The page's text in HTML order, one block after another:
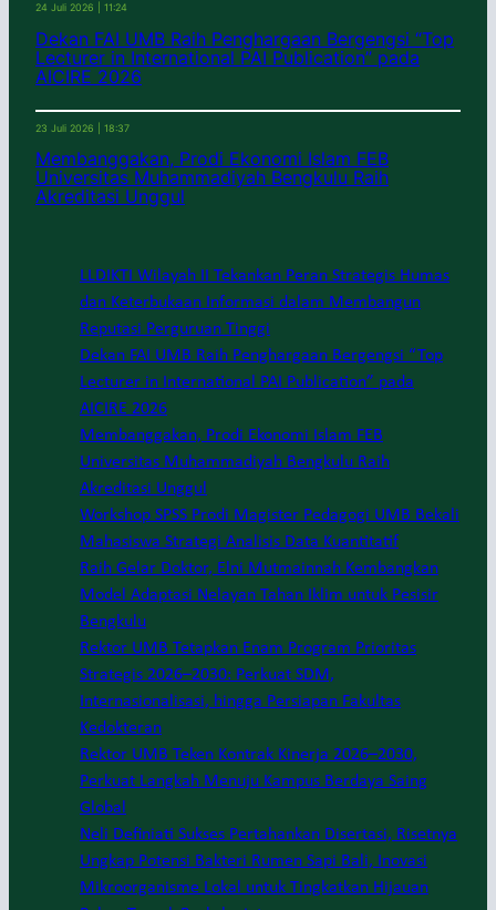
24 Juli 2026 | 11:24
Dekan FAI UMB Raih Penghargaan Bergengsi “Top
Lecturer in International PAI Publication” pada
AICIRE 2026
23 Juli 2026 | 18:37
Membanggakan, Prodi Ekonomi Islam FEB
Universitas Muhammadiyah Bengkulu Raih
Akreditasi Unggul
LLDIKTI Wilayah II Tekankan Peran Strategis Humas
dan Keterbukaan Informasi dalam Membangun
Reputasi Perguruan Tinggi
Dekan FAI UMB Raih Penghargaan Bergengsi “Top
Lecturer in International PAI Publication” pada
AICIRE 2026
Membanggakan, Prodi Ekonomi Islam FEB
Universitas Muhammadiyah Bengkulu Raih
Akreditasi Unggul
Workshop SPSS Prodi Magister Pedagogi UMB Bekali
Mahasiswa Strategi Analisis Data Kuantitatif
Raih Gelar Doktor, Elni Mutmainnah Kembangkan
Model Adaptasi Nelayan Tahan Iklim untuk Pesisir
Bengkulu
Rektor UMB Tetapkan Enam Program Prioritas
Strategis 2026–2030: Perkuat SDM,
Internasionalisasi, hingga Persiapan Fakultas
Kedokteran
Rektor UMB Teken Kontrak Kinerja 2026–2030,
Perkuat Langkah Menuju Kampus Berdaya Saing
Global
Neli Definiati Sukses Pertahankan Disertasi, Risetnya
Ungkap Potensi Bakteri Rumen Sapi Bali, Inovasi
Mikroorganisme Lokal untuk Tingkatkan Hijauan